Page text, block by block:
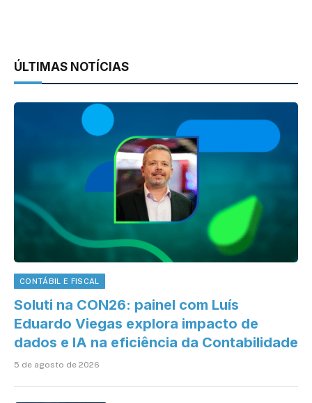
ÚLTIMAS NOTÍCIAS
CONTÁBIL E FISCAL
Soluti na CON26: painel com Luís
Eduardo Viegas explora impacto de
dados e IA na eficiência da Contabilidade
5 de agosto de 2026